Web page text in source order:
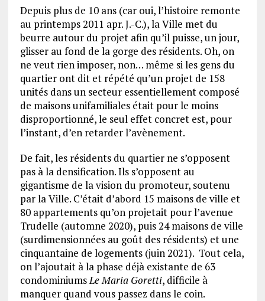
Depuis plus de 10 ans (car oui, l’histoire remonte
au printemps 2011 apr. J.-C.), la Ville met du
beurre autour du projet afin qu’il puisse, un jour,
glisser au fond de la gorge des résidents. Oh, on
ne veut rien imposer, non… même si les gens du
quartier ont dit et répété qu’un projet de 158
unités dans un secteur essentiellement composé
de maisons unifamiliales était pour le moins
disproportionné, le seul effet concret est, pour
l’instant, d’en retarder l’avènement.
De fait, les résidents du quartier ne s’opposent
pas à la densification. Ils s’opposent au
gigantisme de la vision du promoteur, soutenu
par la Ville. C’était d’abord 15 maisons de ville et
80 appartements qu’on projetait pour l’avenue
Trudelle (automne 2020), puis 24 maisons de ville
(surdimensionnées au goût des résidents) et une
cinquantaine de logements (juin 2021). Tout cela,
on l’ajoutait à la phase déjà existante de 63
condominiums Le Maria Goretti, difficile à
manquer quand vous passez dans le coin.